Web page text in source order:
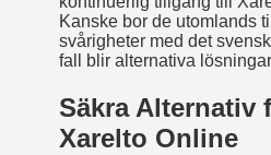
Kanske bor de utomlands
svårigheter med det
fall blir alternativa
Säkra Alternativ
Xarelto Online